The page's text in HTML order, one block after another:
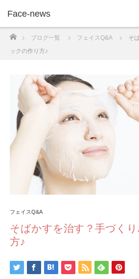
Face-news
ブログ一覧 フェイスQ&A
そ
ックの作り方♪
フェイスQ&A
そばかすを治す？手づく
方♪